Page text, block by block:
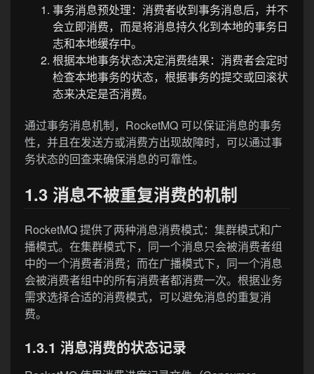
事务消息预处理：消费者收到事务消息后，并不
会立即消费，而是将消息持久化到本地的事务日
志和本地缓存中。
根据本地事务状态决定消费结果：消费者会定时
检查本地事务的状态，根据事务的提交或回滚状
态来决定是否消费。
通过事务消息机制，RocketMQ 可以保证消息的事务
性，并且在发送方或消费方出现故障时，可以通过事
务状态的回查来确保消息的可靠性。
1.3 消息不被重复消费的机制
RocketMQ 提供了两种消息消费模式：集群模式和广
播模式。在集群模式下，同一个消息只会被消费者组
中的一个消费者消费；而在广播模式下，同一个消息
会被消费者组中的所有消费者都消费一次。根据业务
需求选择合适的消费模式，可以避免消息的重复消
费。
1.3.1 消息消费的状态记录